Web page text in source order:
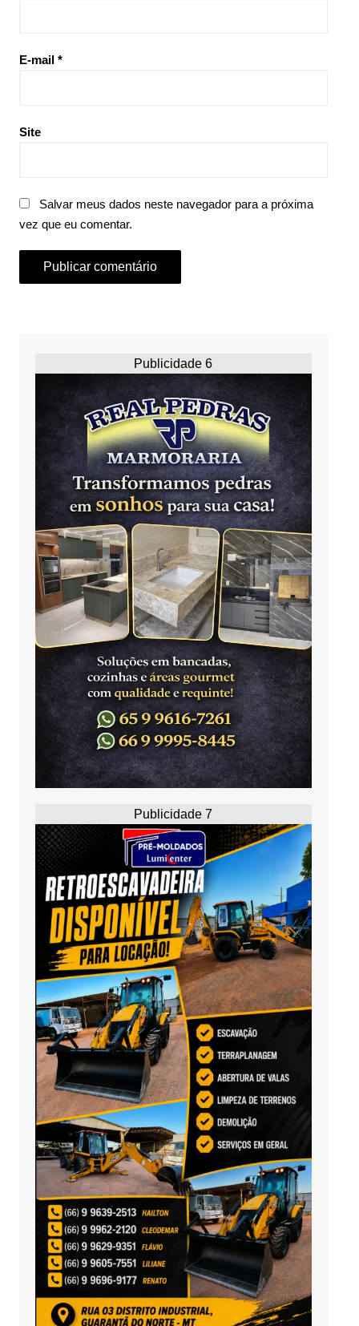
E-mail *
Site
Salvar meus dados neste navegador para a próxima
vez que eu comentar.
Publicidade 6
Publicidade 7